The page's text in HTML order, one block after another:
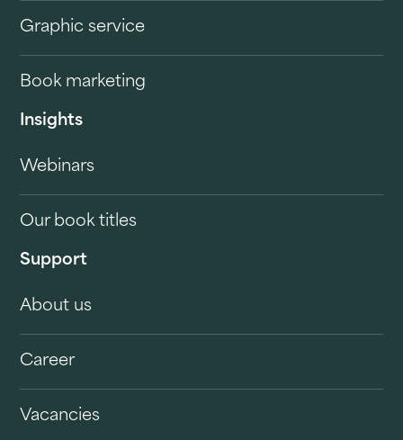
Graphic service
Book marketing
Insights
Webinars
Our book titles
Support
About us
Career
Vacancies